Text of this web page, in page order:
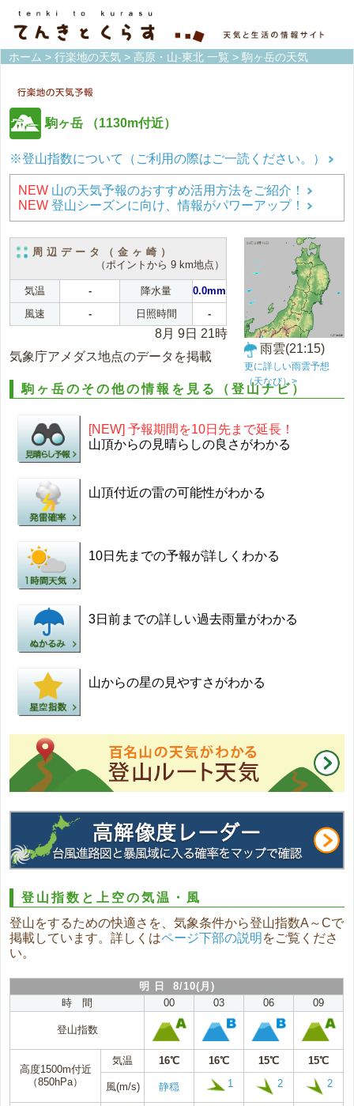
ホーム > 行楽地の天気 > 高原・山-東北 一覧 > 駒ヶ岳の天気
駒ヶ岳 （1130m付近）
※登山指数について（ご利用の際はご一読ください。）
NEW 山の天気予報のおすすめ活用方法をご紹介！
NEW 登山シーズンに向け、情報がパワーアップ！
周辺データ（金ヶ崎）
（ポイントから 9 km地点）
気温 - 降水量
0.0mm
風速
- 日照時間 -
8月 9日 21時
気象庁アメダス地点のデータを掲載
雨雲(21:15)
更に詳しい雨雲予想
（天なび）>
駒ヶ岳のその他の情報を見る（登山ナビ）
[NEW] 予報期間を10日先まで延長！
山頂からの見晴らしの良さがわかる
山頂付近の雷の可能性がわかる
10日先までの予報が詳しくわかる
3日前までの詳しい過去雨量がわかる
山からの星の見やすさがわかる
登山指数と上空の気温・風
登山をするための快適さを、気象条件から登山指数A～Cで
掲載しています。詳しくはページ下部の説明 をご覧くださ
い。
明 日 8/10(月)
時 間
00 03 06 09
登山指数
高度1500m付近
（850hPa）
気温 16℃ 16℃ 15℃ 15℃
風(m/s) 静穏 1 2 2